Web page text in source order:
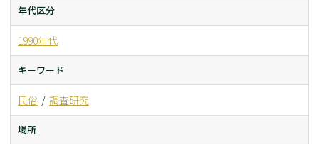
年代区分
1990年代
キーワード
民俗 調査研究
場所